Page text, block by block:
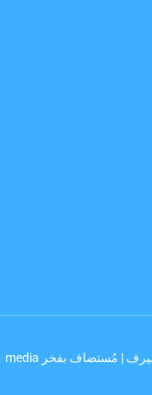
| مُستضاف بفخر media